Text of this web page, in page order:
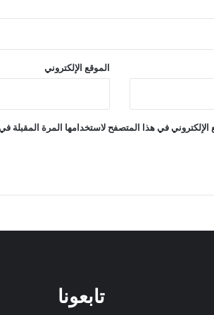
الموقع الإلكتروني
في هذا المتصفح لاستخدامها المرة المقبلة
تابعونا